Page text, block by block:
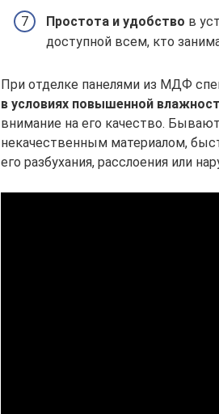
Простота и удобство в
доступной всем, кто
При отделке панелями из МДФ
в условиях повышенной
внимание на его качество.
некачественным материалом,
его разбухания, расслоения или